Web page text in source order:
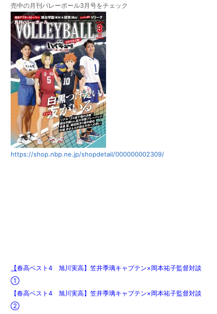
売中の月刊バレーボール3月号をチェック
https://shop.nbp.ne.jp/shopdetail/000000002309/
【春高ベスト4 旭川実高】笠井季璃キャプテン×岡本祐子監督対談
①
【春高ベスト4 旭川実高】笠井季璃キャプテン×岡本祐子監督対談
②